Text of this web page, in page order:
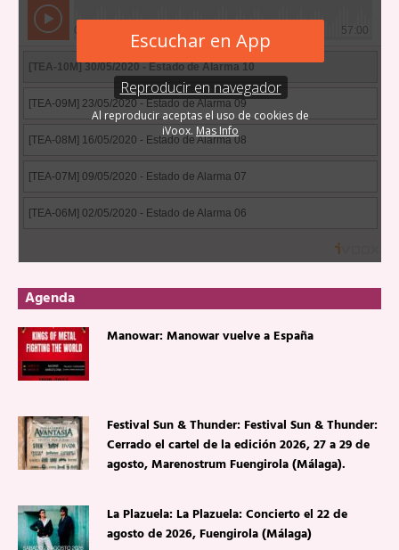
Agenda
Manowar: Manowar vuelve a España
Festival Sun & Thunder: Festival Sun & Thunder:
Cerrado el cartel de la edición 2026, 27 a 29 de
agosto, Marenostrum Fuengirola (Málaga).
La Plazuela: La Plazuela: Concierto el 22 de
agosto de 2026, Fuengirola (Málaga)